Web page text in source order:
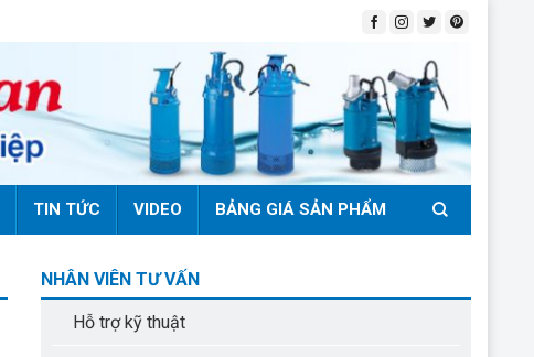
TIN TỨC VIDEO BẢNG GIÁ SẢN PHẨM
NHÂN VIÊN TƯ VẤN
Hỗ trợ kỹ thuật